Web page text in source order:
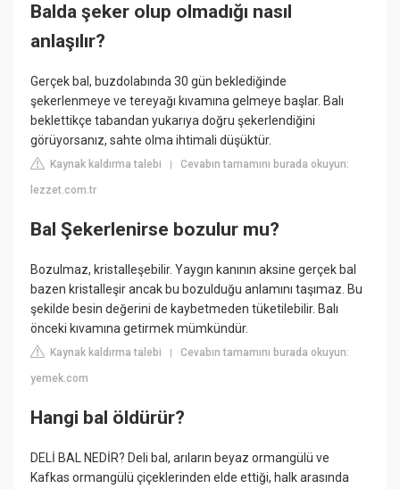
Balda şeker olup olmadığı nasıl
anlaşılır?
Gerçek bal, buzdolabında 30 gün beklediğinde
şekerlenmeye ve tereyağı kıvamına gelmeye başlar. Balı
beklettikçe tabandan yukarıya doğru şekerlendiğini
görüyorsanız, sahte olma ihtimali düşüktür.
Kaynak kaldırma talebi |Cevabın tamamını burada okuyun:
lezzet.com.tr
Bal Şekerlenirse bozulur mu?
Bozulmaz, kristalleşebilir. Yaygın kanının aksine gerçek bal
bazen kristalleşir ancak bu bozulduğu anlamını taşımaz. Bu
şekilde besin değerini de kaybetmeden tüketilebilir. Balı
önceki kıvamına getirmek mümkündür.
Kaynak kaldırma talebi |Cevabın tamamını burada okuyun:
yemek.com
Hangi bal öldürür?
DELİ BAL NEDİR? Deli bal, arıların beyaz ormangülü ve
Kafkas ormangülü çiçeklerinden elde ettiği, halk arasında